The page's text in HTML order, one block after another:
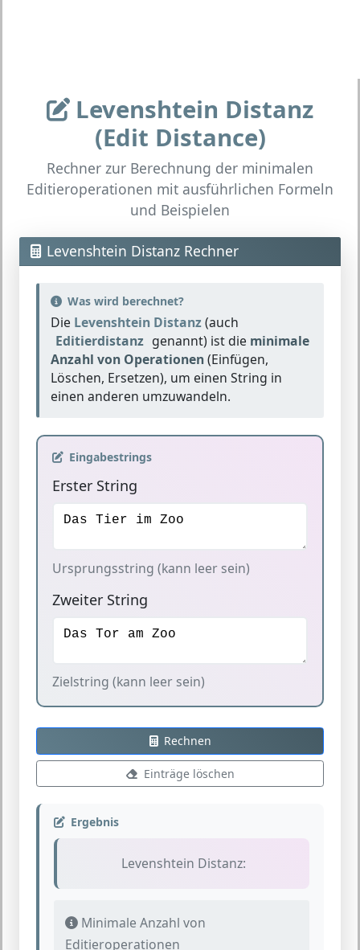
Levenshtein Distanz
(Edit Distance)
Rechner zur Berechnung der minimalen
Editieroperationen mit ausführlichen Formeln
und Beispielen
Levenshtein Distanz Rechner
Was wird berechnet?
Die Levenshtein Distanz(auch
Editierdistanz genannt) ist die minimale
Anzahl von Operationen(Einfügen,
Löschen, Ersetzen), um einen String in
einen anderen umzuwandeln.
Eingabestrings
Erster String
Ursprungsstring (kann leer sein)
Zweiter String
Zielstring (kann leer sein)
Rechnen
Einträge löschen
Ergebnis
Levenshtein Distanz:
Minimale Anzahl von
Editieroperationen